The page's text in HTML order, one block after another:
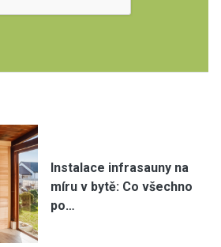
Instalace infrasauny na
míru v bytě: Co všechno
po…